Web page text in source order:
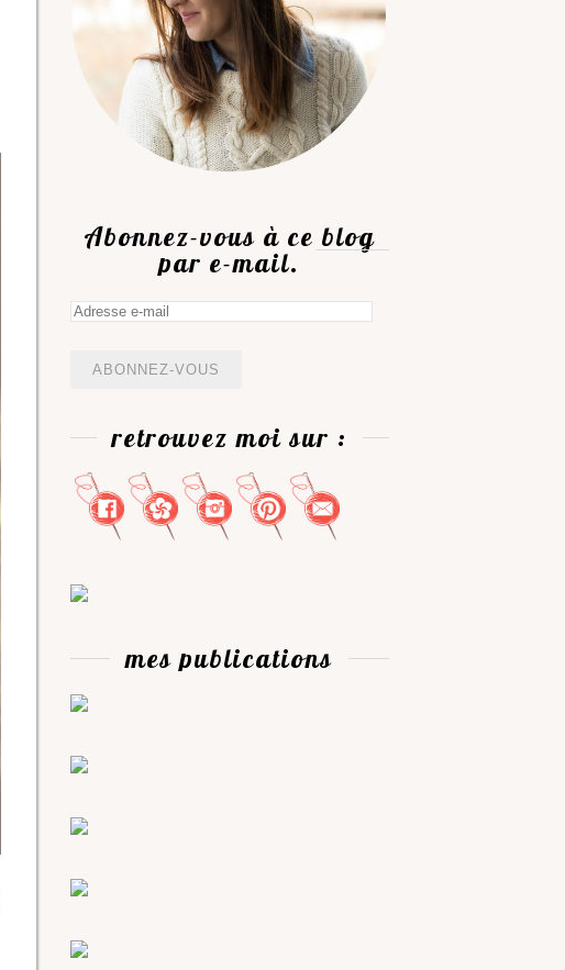
Abonnez-vous à ce blog
par e-mail.
Adresse
mail
retrouvez moi sur :
mes publications